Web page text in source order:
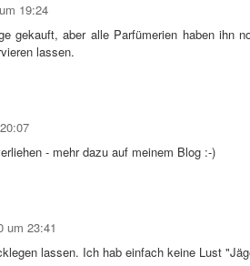
19:24
gekauft, aber alle Parfümerien haben
lassen.
- mehr dazu auf meinem Blog :-)
um 23:41
lassen. Ich hab einfach keine Lust